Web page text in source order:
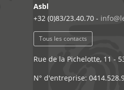
Asbl
+32 (0)83/23.40.70 -
Tous les contacts
Rue de la Pichelotte, 11 -
N° d'entreprise: